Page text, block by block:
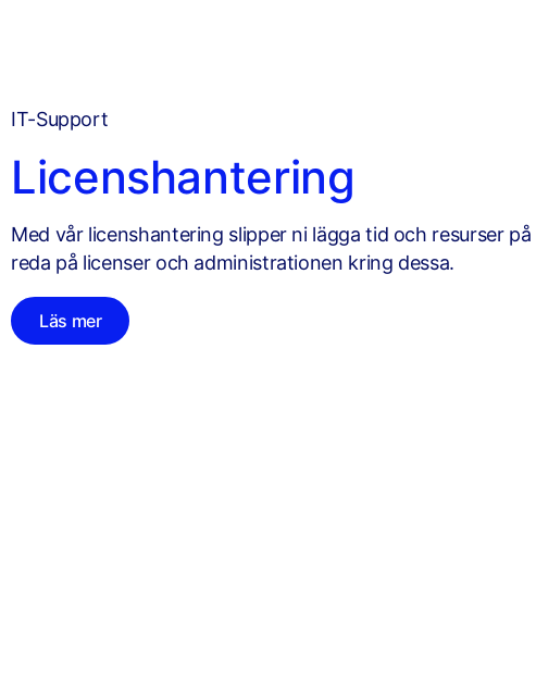
IT-Support
Licenshantering
Med vår licenshantering slipper ni lägga tid och resurser
reda på licenser och administrationen kring dessa.
Läs mer